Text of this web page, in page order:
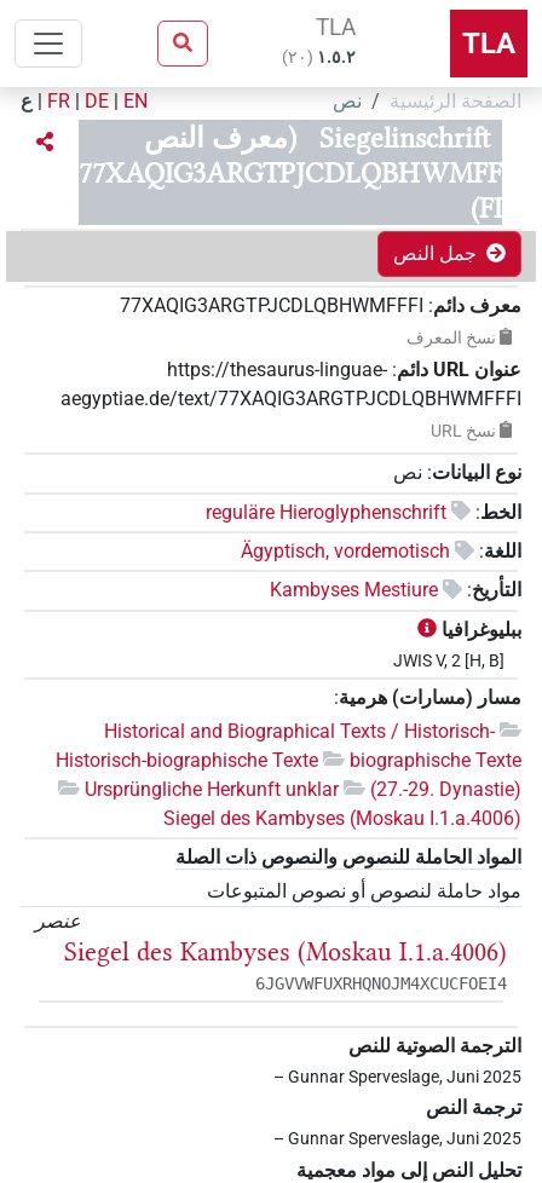
TLA
TLA
۱.٥.٢ (٢٠)
الصفحة الرئيسية نص EN
|
DE
|
FR
| ع
Siegelinschrift
(معرف النص
77XAQIG3ARGTPJCDLQBHWMFF
FI)
جمل النص
معرف دائم:
77XAQIG3ARGTPJCDLQBHWMFFFI
نسخ المعرف
عنوان‏ ‏URL‏ دائم :
https://thesaurus-linguae-
aegyptiae.de/text/77XAQIG3ARGTPJCDLQBHWMFFFI
نسخ‏ ‏URL
نوع البيانات: نص
الخط:
reguläre Hieroglyphenschrift
اللغة:
Ägyptisch, vordemotisch
التأريخ:
Kambyses Mestiure
ببليوغرافيا
JWIS V, 2 [H, B]
مسار (مسارات) هرمية:
Historical and Biographical Texts / Historisch-
biographische Texte
Historisch-biographische Texte
(27.-29. Dynastie)
Ursprüngliche Herkunft unklar
Siegel des Kambyses (Moskau I.1.a.4006)
المواد الحاملة للنصوص والنصوص ذات الصلة
مواد حاملة لنصوص أو نصوص المتبوعات
عنصر
Siegel des Kambyses (Moskau I.1.a.4006)
6JGVVWFUXRHQNOJM4XCUCFOEI4
الترجمة الصوتية للنص
– Gunnar Sperveslage, Juni 2025
ترجمة النص
– Gunnar Sperveslage, Juni 2025
تحليل النص إلى مواد معجمية